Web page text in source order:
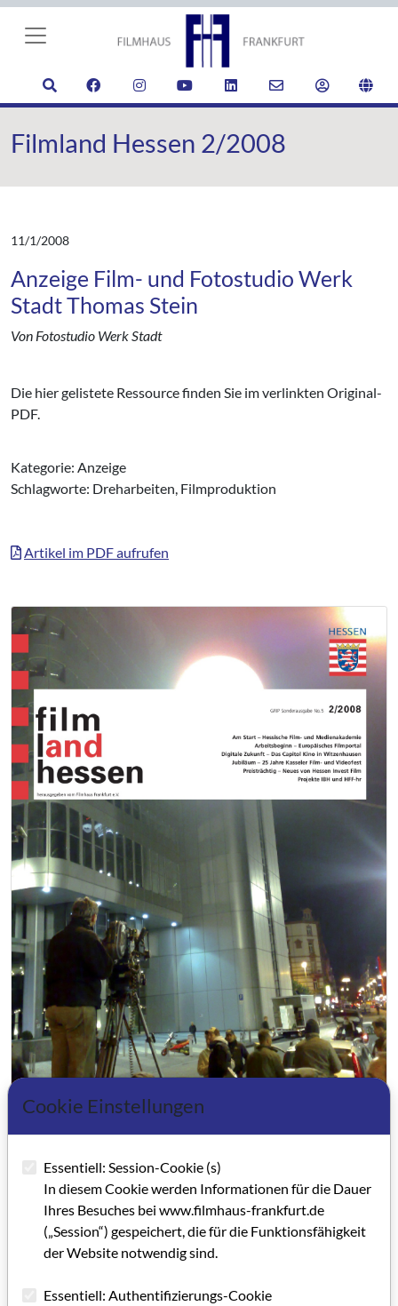
Filmland Hessen 2/2008
11/1/2008
Anzeige Film- und Fotostudio Werk
Stadt Thomas Stein
Von Fotostudio Werk Stadt
Die hier gelistete Ressource finden Sie im verlinkten Original-
PDF.
Kategorie: Anzeige
Schlagworte: Dreharbeiten, Filmproduktion
Artikel im PDF aufrufen
Filmland Hessen 2/2008
Grußwort
Impressum Filmland Hessen 2/2008
Millionen digitale Objekte
Cookie Einstellungen
Essentiell: Session-Cookie (s)
In diesem Cookie werden Informationen für die Dauer
Ihres Besuches bei www.filmhaus-frankfurt.de
(„Session“) gespeichert, die für die Funktionsfähigkeit
der Website notwendig sind.
Essentiell: Authentifizierungs-Cookie